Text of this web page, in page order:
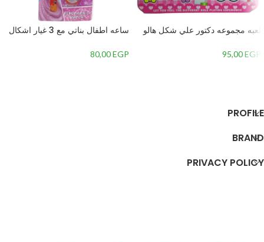
لعبه مجموعه دكتور علي شكل هالو
95,00EGP
ساعه اطفال بناتي مع 3 غيار اشكال
80,00EGP
PROFILE
BRAND
PRIVACY POLICY